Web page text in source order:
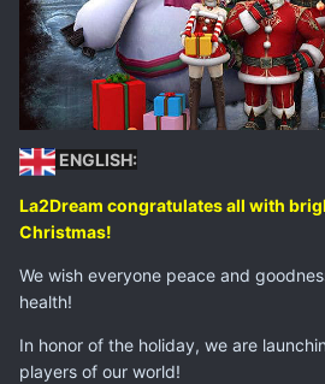
ENGLISH:
La2Dream congratulates all with
Christmas!
We wish everyone peace and
health!
In honor of the holiday, we are
players of our world!